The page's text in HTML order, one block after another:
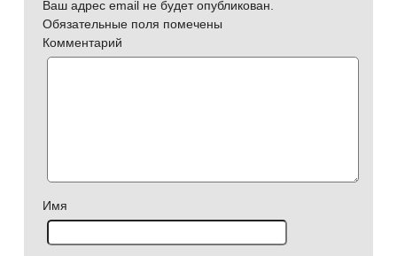
Ваш адрес email не будет опубликован.
Обязательные поля помечены
Комментарий
Имя